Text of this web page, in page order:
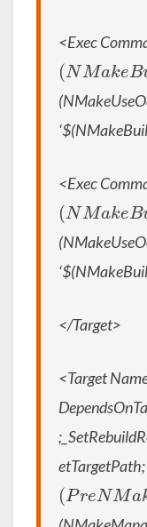
<Exec
(NM ak e uil
<Exec
(NM ak e uil
</Target>
<Target
etTargetPath;
(Pr NMa k B